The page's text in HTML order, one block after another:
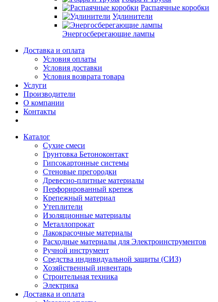
Распаячные коробки
Удлинители
Энергосберегающие лампы
Доставка и оплата
Условия оплаты
Условия доставки
Условия возврата товара
Услуги
Производители
О компании
Контакты
Каталог
Сухие смеси
Грунтовка Бетоноконтакт
Гипсокартонные системы
Стеновые прегородки
Древесно-плитные материалы
Перфорированный крепеж
Крепежный материал
Утеплители
Изоляционные материалы
Металлопрокат
Лакокрасочные материалы
Расходные материалы для Электроинструментов
Ручной инструмент
Средства индивидуальной защиты (СИЗ)
Хозяйственный инвентарь
Строительная техника
Электрика
Доставка и оплата